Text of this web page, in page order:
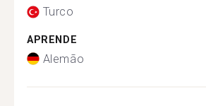
Turco
APRENDE
Alemão